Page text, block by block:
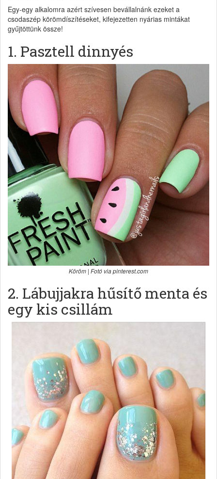
Egy-egy alkalomra azért szívesen bevállalnánk ezeket a
csodaszép körömdíszítéseket, kifejezetten nyárias mintákat
gyűjtöttünk össze!
1. Pasztell dinnyés
Köröm | Fotó via pinterest.com
2. Lábujjakra hűsítő menta és
egy kis csillám